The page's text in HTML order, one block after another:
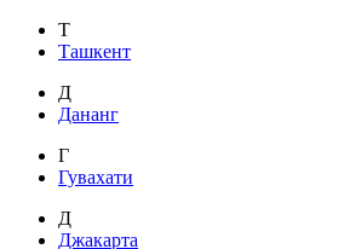
Т
Ташкент
Д
Дананг
Г
Гувахати
Д
Джакарта